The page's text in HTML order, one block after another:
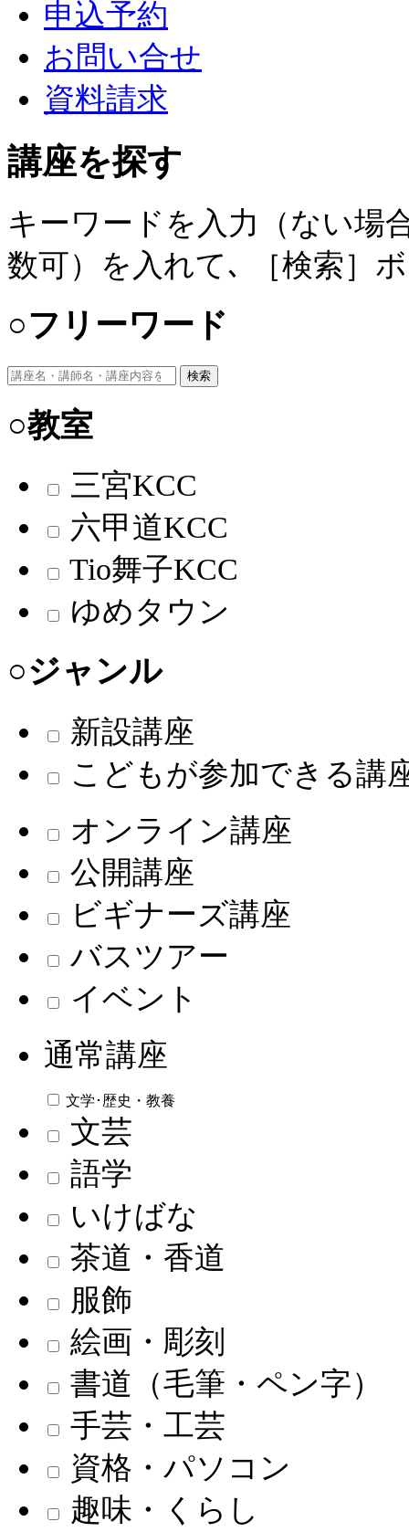
申込予約
お問い合せ
資料請求
講座を探す
キーワードを入力（ない場
数可）を入れて､ ［検索］
○フリーワード
検索
○教室
三宮KCC
六甲道KCC
Tio舞子KCC
ゆめタウン
○ジャンル
新設講座
こどもが参加できる講
オンライン講座
公開講座
ビギナーズ講座
バスツアー
イベント
通常講座
文学･歴史・教養
文芸
語学
いけばな
茶道・香道
服飾
絵画・彫刻
書道（毛筆・ペン字）
手芸・工芸
資格・パソコン
趣味・くらし